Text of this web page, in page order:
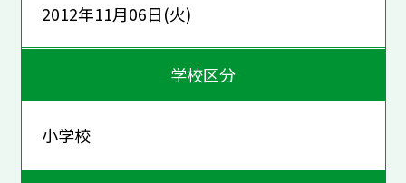
2012年11月06日(火)
学校区分
小学校